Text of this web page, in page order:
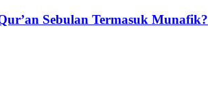
Sebulan Termasuk Munafik?